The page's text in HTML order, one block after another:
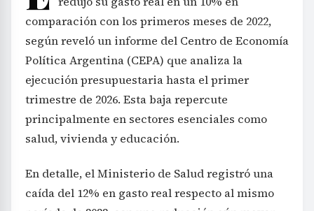
comparación con los primeros meses de 2022,
según reveló un informe del Centro de Economía
Política Argentina (CEPA) que analiza la
ejecución presupuestaria hasta el primer
trimestre de 2026. Esta baja repercute
principalmente en sectores esenciales como
salud, vivienda y educación.
En detalle, el Ministerio de Salud registró una
caída del 12% en gasto real respecto al mismo